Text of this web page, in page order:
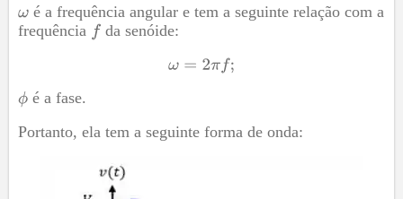
é a frequência angular e tem a seguinte relação com a
frequência
da senóide:
é a fase.
Portanto, ela tem a seguinte forma de onda: